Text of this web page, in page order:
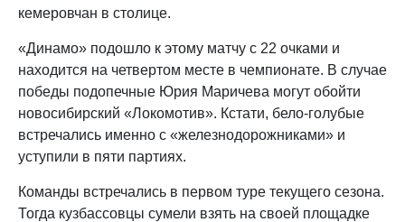
кемеровчан в столице.
«Динамо» подошло к этому матчу с 22 очками и
находится на четвертом месте в чемпионате. В случае
победы подопечные Юрия Маричева могут обойти
новосибирский «Локомотив». Кстати, бело-голубые
встречались именно с «железнодорожниками» и
уступили в пяти партиях.
Команды встречались в первом туре текущего сезона.
Тогда кузбассовцы сумели взять на своей площадке